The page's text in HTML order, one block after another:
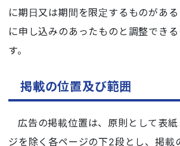
に期日又は期間を限定するものがあ
に申し込みのあったものと調整でき
す。
掲載の位置及び範囲
広告の掲載位置は、原則として表紙
ジを除く各ページの下2段とし、掲載